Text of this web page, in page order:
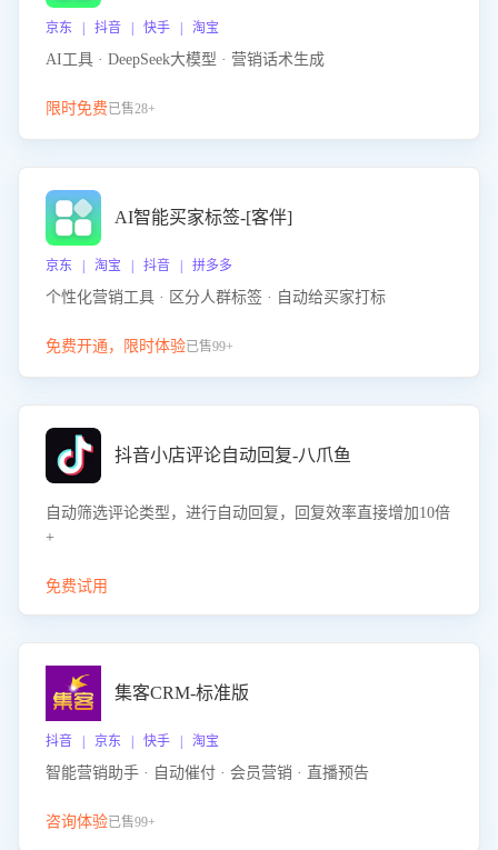
京东 | 抖音 | 快手 | 淘宝
AI工具 · DeepSeek大模型 · 营销话术生成
限时免费已售28+
AI智能买家标签-[客伴]
京东 | 淘宝 | 抖音 | 拼多多
个性化营销工具 · 区分人群标签 · 自动给买家打标
免费开通，限时体验已售99+
抖音小店评论自动回复-八爪鱼
自动筛选评论类型，进行自动回复，回复效率直接增加10倍
+
免费试用
集客CRM-标准版
抖音 | 京东 | 快手 | 淘宝
智能营销助手 · 自动催付 · 会员营销 · 直播预告
咨询体验已售99+